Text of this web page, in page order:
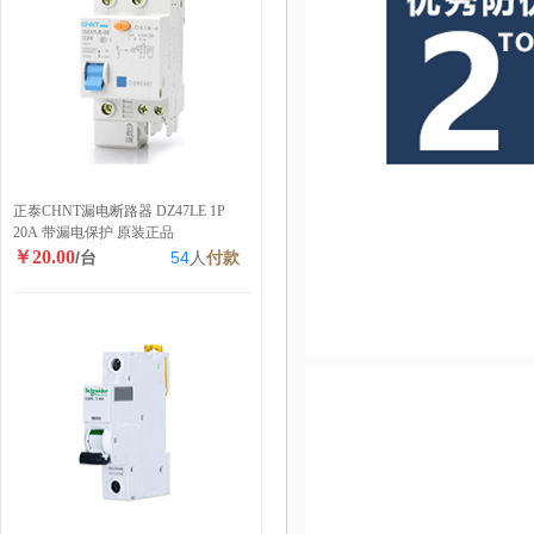
正泰CHNT漏电断路器 DZ47LE 1P
20A 带漏电保护 原装正品
￥20.00/台 54人付款